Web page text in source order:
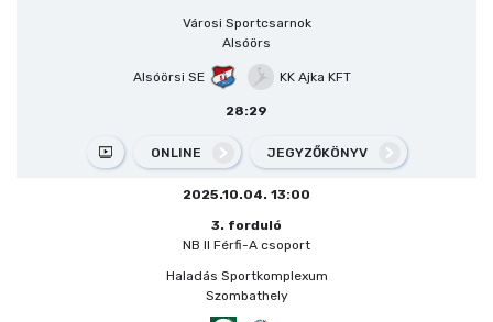
Városi Sportcsarnok
Alsóörs
Alsóörsi SE KK Ajka KFT
28:29
ONLINE JEGYZŐKÖNYV
2025.10.04. 13:00
3. forduló
NB II Férfi-A csoport
Haladás Sportkomplexum
Szombathely